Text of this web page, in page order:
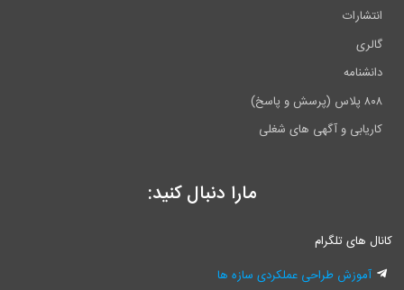
انتشارات
گالری
دانشنامه
۸۰۸ پلاس (پرسش و پاسخ)
کاریابی و آگهی های شغلی
مارا دنبال کنید:
کانال های تلگرام
آموزش طراحی عملکردی سازه ها